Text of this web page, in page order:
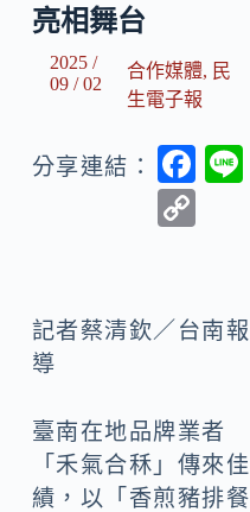
亮相舞台
2025 /
09 / 02
合作媒體, 民
生電子報
分享連結：
F
o
o
y
k
記者蔡清欽／台南報
導
臺南在地品牌業者
「禾氣合秝」傳來佳
績，以「香煎豬排餐